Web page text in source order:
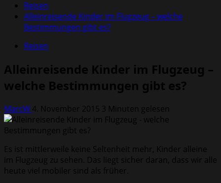
Reisen
Alleinreisende Kinder im Flugzeug – welche
Bestimmungen gibt es?
Reisen
Alleinreisende Kinder im Flugzeug –
welche Bestimmungen gibt es?
MarcW 4. November 2015 3 Minuten gelesen
Es ist mittlerweile keine Seltenheit mehr, Kinder alleine
im Flugzeug zu sehen. Das liegt sicher daran, dass wir alle
heute viel mobiler sind als früher.